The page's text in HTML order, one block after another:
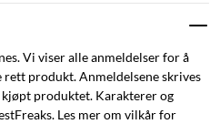
passer bra på trær og smelter
lange lyslenken har totalt 100
fra hverandre. Lyslenken kan
Vi viser alle anmeldelser for å
rett produkt. Anmeldelsene skrives
produktet. Karakterer og
Les mer om vilkår for